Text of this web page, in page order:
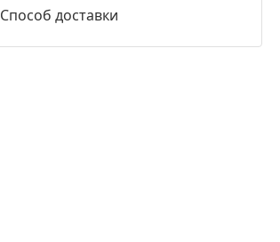
Способ доставки